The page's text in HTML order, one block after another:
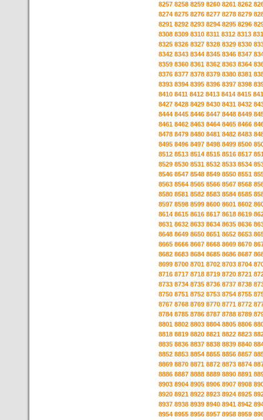
8257 8258 8259 8260 8261 8262
8274 8275 8276 8277 8278 8279
8291 8292 8293 8294 8295 8296
8308 8309 8310 8311 8312 8313
8325 8326 8327 8328 8329 8330
8342 8343 8344 8345 8346 8347
8359 8360 8361 8362 8363 8364
8376 8377 8378 8379 8380 8381
8393 8394 8395 8396 8397 8398
8410 8411 8412 8413 8414 8415
8427 8428 8429 8430 8431 8432
8444 8445 8446 8447 8448 8449
8461 8462 8463 8464 8465 8466
8478 8479 8480 8481 8482 8483
8495 8496 8497 8498 8499 8500
8512 8513 8514 8515 8516 8517
8529 8530 8531 8532 8533 8534
8546 8547 8548 8549 8550 8551
8563 8564 8565 8566 8567 8568
8580 8581 8582 8583 8584 8585
8597 8598 8599 8600 8601 8602
8614 8615 8616 8617 8618 8619
8631 8632 8633 8634 8635 8636
8648 8649 8650 8651 8652 8653
8665 8666 8667 8668 8669 8670
8682 8683 8684 8685 8686 8687
8699 8700 8701 8702 8703 8704
8716 8717 8718 8719 8720 8721
8733 8734 8735 8736 8737 8738
8750 8751 8752 8753 8754 8755
8767 8768 8769 8770 8771 8772
8784 8785 8786 8787 8788 8789
8801 8802 8803 8804 8805 8806
8818 8819 8820 8821 8822 8823
8835 8836 8837 8838 8839 8840
8852 8853 8854 8855 8856 8857
8869 8870 8871 8872 8873 8874
8886 8887 8888 8889 8890 8891
8903 8904 8905 8906 8907 8908
8920 8921 8922 8923 8924 8925
8937 8938 8939 8940 8941 8942
8954 8955 8956 8957 8958 8959